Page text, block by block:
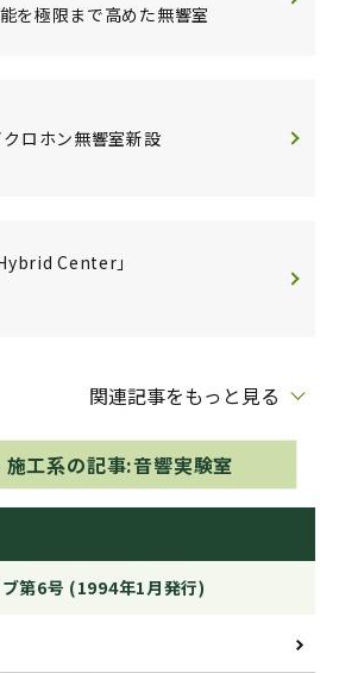
を極限まで高めた無響室
ロホン無響室新設
Center」
関連記事をもっと見る
工系の記事:音響実験室
第6号 (1994年1月発行)